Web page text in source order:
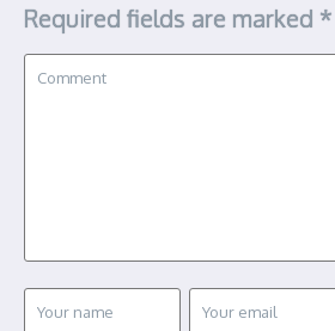
Required fields are marked *